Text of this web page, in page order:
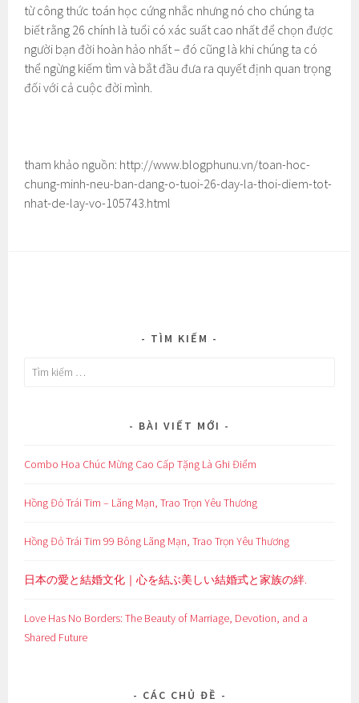
từ công thức toán học cứng nhắc nhưng nó cho chúng ta
biết rằng 26 chính là tuổi có xác suất cao nhất để chọn được
người bạn đời hoàn hảo nhất – đó cũng là khi chúng ta có
thể ngừng kiếm tìm và bắt đầu đưa ra quyết định quan trọng
đối với cả cuộc đời mình.
tham khảo nguồn: http://www.blogphunu.vn/toan-hoc-
chung-minh-neu-ban-dang-o-tuoi-26-day-la-thoi-diem-tot-
nhat-de-lay-vo-105743.html
TÌM KIẾM
Tìm
BÀI VIẾT MỚI
Combo Hoa Chúc Mừng Cao Cấp Tặng Là Ghi Điểm
Hồng Đỏ Trái Tim – Lãng Mạn, Trao Trọn Yêu Thương
Hồng Đỏ Trái Tim 99 Bông Lãng Mạn, Trao Trọn Yêu Thương
日本の愛と結婚文化｜心を結ぶ美しい結婚式と家族の絆.
Love Has No Borders: The Beauty of Marriage, Devotion, and a
Shared Future
CÁC CHỦ ĐỀ